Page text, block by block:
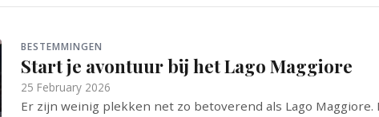
BESTEMMINGEN
Start je avontuur bij het Lago Maggiore
25 February 2026
Er zijn weinig plekken net zo betoverend als Lago Maggiore.